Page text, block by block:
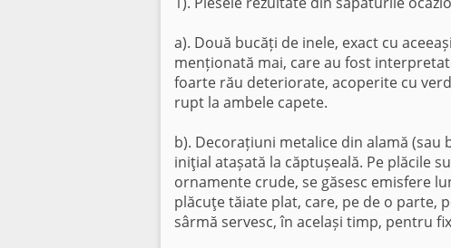
a). Două bucăți de inele, exact cu
menționată mai, care au fost
foarte rău deteriorate, acoperite cu
rupt la ambele capete.
b). Decorațiuni metalice din alamă
iniţial atașată la căptușeală. Pe plăcile
ornamente crude, se găsesc emisfere
plăcuţe tăiate plat, care, pe de o parte,
sârmă servesc, în același timp, pentru